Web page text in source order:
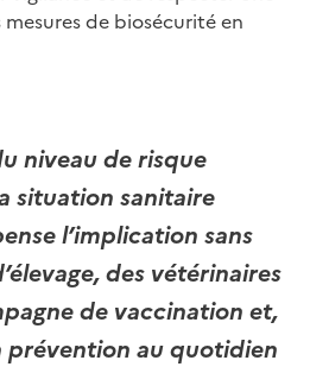
de biosécurité en
niveau de risque
situation sanitaire
l’implication sans
des vétérinaires
de vaccination et,
prévention au quotidien